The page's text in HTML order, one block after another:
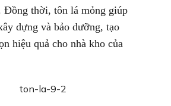
Đồng thời, tôn lá mỏng giúp
dựng và bảo dưỡng, tạo
hiệu quả cho nhà kho của